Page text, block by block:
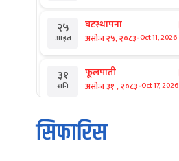
२५
आइत
घटस्थापना
असोज २५, २०८३-Oct 11, 2026
३१
शनि
फूलपाती
असोज ३१ , २०८३-Oct 17, 2026
१
आइत
कार्तिक सङ्क्रान्ति
कार्तिक १, २०८३
सिफारिस